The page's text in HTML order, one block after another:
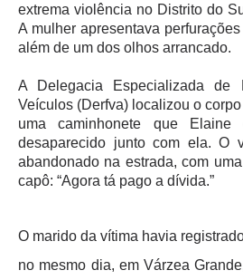
extrema violência no Distrito do
A mulher apresentava
além de um dos olhos arrancado.
A Delegacia Especializada de
Veículos (Derfva) localizou o
uma caminhonete que
desaparecido junto com ela. O
abandonado na estrada, com
capô: “Agora tá pago a dívida.”
O marido da vítima havia
no mesmo dia, em Várzea